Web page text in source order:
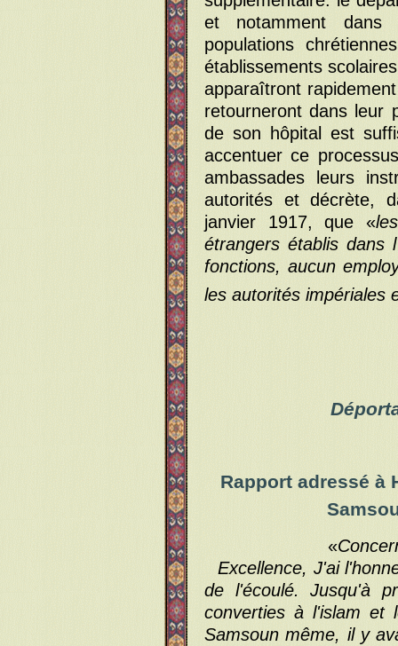
et notamment dans
populations
établissements
apparaîtront
retourneront dans
de son hôpital est
accentuer ce
ambassades leurs
autorités et décrète,
janvier 1917, que «
étrangers établis dans
fonctions, aucun
les autorités impériales
Rapport adressé à
«
Excellence, J'ai
de l'écoulé. Jusqu'à
converties à l'islam et
Samsoun même, il y